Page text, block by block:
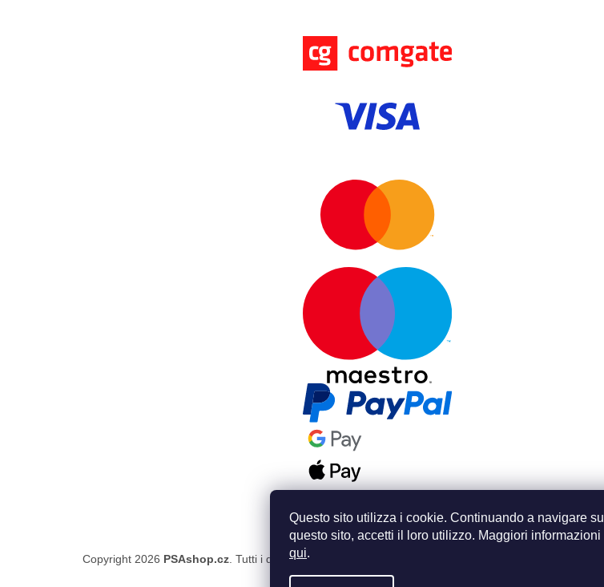
Questo sito utilizza i cookie. Continuando a navigare su
questo sito, accetti il loro utilizzo. Maggiori informazioni
qui.
Copyright 2026 PSAshop.cz . Tutti i diritti riservati.